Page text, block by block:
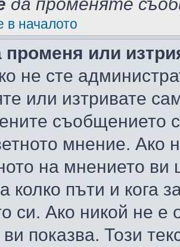
в началото
променя или
не сте
или изтривате
съобщението
мнение. Ако
на мнението ви
колко пъти и кога
си. Ако никой не е
ви показва. Този